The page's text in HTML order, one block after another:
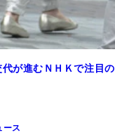
が進むＮＨＫで注目の
ース